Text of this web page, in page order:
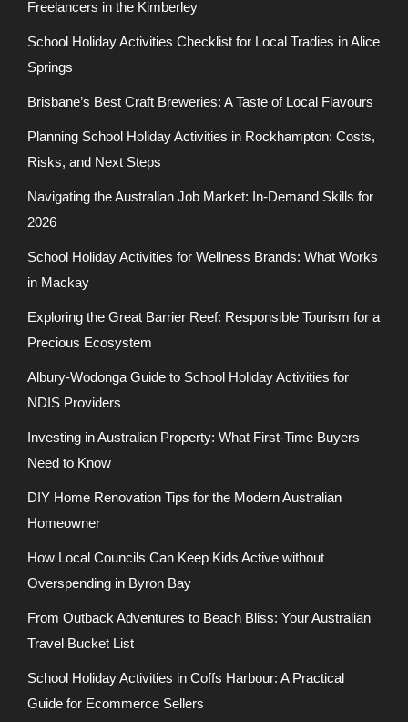
Freelancers in the Kimberley
School Holiday Activities Checklist for Local Tradies in Alice
Springs
Brisbane’s Best Craft Breweries: A Taste of Local Flavours
Planning School Holiday Activities in Rockhampton: Costs,
Risks, and Next Steps
Navigating the Australian Job Market: In-Demand Skills for
2026
School Holiday Activities for Wellness Brands: What Works
in Mackay
Exploring the Great Barrier Reef: Responsible Tourism for a
Precious Ecosystem
Albury-Wodonga Guide to School Holiday Activities for
NDIS Providers
Investing in Australian Property: What First-Time Buyers
Need to Know
DIY Home Renovation Tips for the Modern Australian
Homeowner
How Local Councils Can Keep Kids Active without
Overspending in Byron Bay
From Outback Adventures to Beach Bliss: Your Australian
Travel Bucket List
School Holiday Activities in Coffs Harbour: A Practical
Guide for Ecommerce Sellers